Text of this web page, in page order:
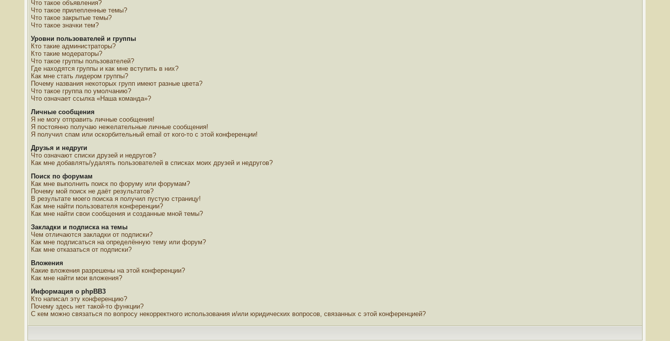
Что такое объявления?
Что такое прилепленные темы?
Что такое закрытые темы?
Что такое значки тем?
Уровни пользователей и группы
Кто такие администраторы?
Кто такие модераторы?
Что такое группы пользователей?
Где находятся группы и как мне вступить в них?
Как мне стать лидером группы?
Почему названия некоторых групп имеют разные цвета?
Что такое группа по умолчанию?
Что означает ссылка «Наша команда»?
Личные сообщения
Я не могу отправить личные сообщения!
Я постоянно получаю нежелательные личные сообщения!
Я получил спам или оскорбительный email от кого-то с этой конференции!
Друзья и недруги
Что означают списки друзей и недругов?
Как мне добавлять/удалять пользователей в списках моих друзей и недругов?
Поиск по форумам
Как мне выполнить поиск по форуму или форумам?
Почему мой поиск не даёт результатов?
В результате моего поиска я получил пустую страницу!
Как мне найти пользователя конференции?
Как мне найти свои сообщения и созданные мной темы?
Закладки и подписка на темы
Чем отличаются закладки от подписки?
Как мне подписаться на определённую тему или форум?
Как мне отказаться от подписки?
Вложения
Какие вложения разрешены на этой конференции?
Как мне найти мои вложения?
Информация о phpBB3
Кто написал эту конференцию?
Почему здесь нет такой-то функции?
С кем можно связаться по вопросу некорректного использования и/или юридических вопросов, связанных с этой конференцией?